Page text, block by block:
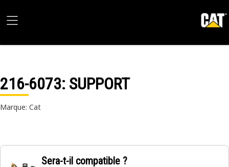
216-6073: SUPPORT
Marque: Cat
Sera-t-il compatible ?